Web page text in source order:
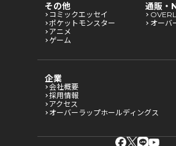
その他
コミックエッセイ
ポケットモンスター
アニメ
ゲーム
通販・
オーバ
企業
会社概要
採用情報
アクセス
オーバーラップホールディングス